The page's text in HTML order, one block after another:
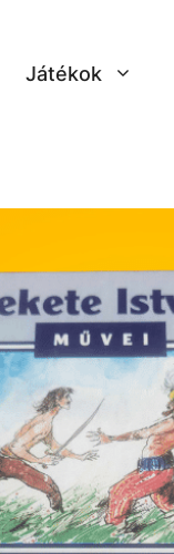
Játékok